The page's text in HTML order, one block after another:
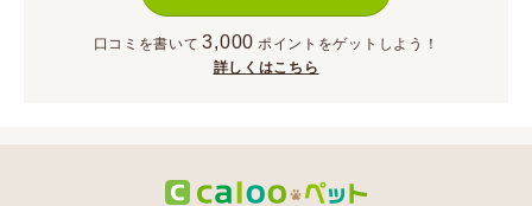
口コミを書いて 3,000 ポイント をゲットしよう！
詳しくはこちら